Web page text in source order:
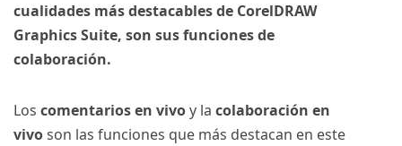
cualidades más destacables de CorelDRAW
Graphics Suite, son sus funciones de
colaboración.
Los comentarios en vivoy la colaboración en
vivoson las funciones que más destacan en este